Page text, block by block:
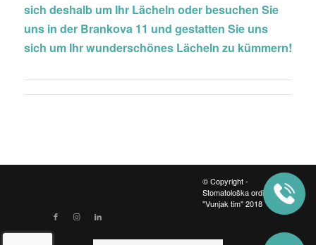
sich deshalb um Ihr Lächeln oder besuchen Sie
uns in der Brankova 11 und gestatten Sie uns
sich um Ihr wunderschönes Lächeln zu kümmern!
© Copyright -
Stomatološka ordinacija
"Vunjak tim" 2018